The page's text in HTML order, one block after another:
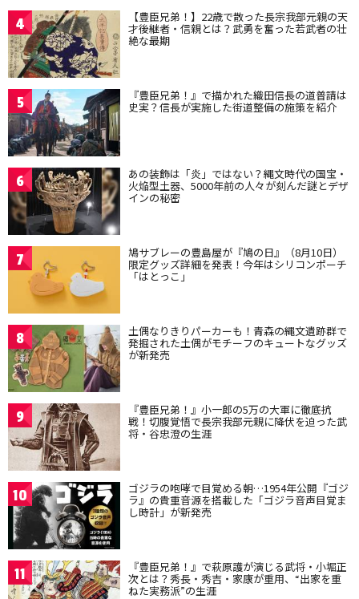
4 【豊臣兄弟！】22歳で散った長宗我部元親の天
才後継者・信親とは？武勇を奮った若武者の壮
絶な最期
5 『豊臣兄弟！』で描かれた織田信長の道普請は
史実？信長が実施した街道整備の施策を紹介
6 あの装飾は「炎」ではない？縄文時代の国宝・
火焔型土器、5000年前の人々が刻んだ謎とデザ
インの秘密
7 鳩サブレーの豊島屋が『鳩の日』（8月10日）
限定グッズ詳細を発表！今年はシリコンポーチ
「はとっこ」
8 土偶なりきりパーカーも！青森の縄文遺跡群で
発掘された土偶がモチーフのキュートなグッズ
が新発売
9 『豊臣兄弟！』小一郎の5万の大軍に徹底抗
戦！切腹覚悟で長宗我部元親に降伏を迫った武
将・谷忠澄の生涯
10 ゴジラの咆哮で目覚める朝…1954年公開『ゴジ
ラ』の貴重音源を搭載した「ゴジラ音声目覚ま
し時計」が新発売
11 『豊臣兄弟！』で萩原護が演じる武将・小堀正
次とは？秀長・秀吉・家康が重用、“出家を重
ねた実務派”の生涯